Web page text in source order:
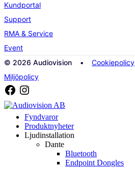
Kundportal
Support
RMA & Service
Event
© 2026 Audiovision •
Cookiepolicy
Miljöpolicy
Fyndvaror
Produktnyheter
Ljudinstallation
Dante
Bluetooth
Endpoint Dongles